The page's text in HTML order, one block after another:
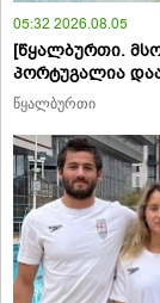
05:32 2026.08.05
[წყალბურთი.
პორტუგალია
წყალბურთი